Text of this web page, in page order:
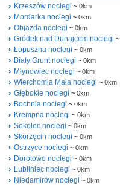
Krzeszów noclegi ~ 0km
Mordarka noclegi ~ 0km
Objazda noclegi ~ 0km
Gródek nad Dunajcem noclegi ~
Łopuszna noclegi ~ 0km
Biały Grunt noclegi ~ 0km
Młynowiec noclegi ~ 0km
Wierchomla Mała noclegi ~ 0km
Głębokie noclegi ~ 0km
Bochnia noclegi ~ 0km
Krempna noclegi ~ 0km
Sokolec noclegi ~ 0km
Skorzęcin noclegi ~ 0km
Ostrzyce noclegi ~ 0km
Dorotowo noclegi ~ 0km
Lubliniec noclegi ~ 0km
Niedamirów noclegi ~ 0km